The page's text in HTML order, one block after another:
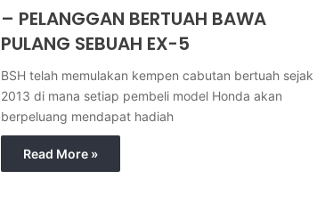
– PELANGGAN BERTUAH BAWA
PULANG SEBUAH EX-5
BSH telah memulakan kempen cabutan bertuah sejak
2013 di mana setiap pembeli model Honda akan
berpeluang mendapat hadiah
Read More »